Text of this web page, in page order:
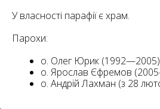
У власності парафії є храм.
Парохи:
о. Олег Юрик
о. Ярослав Єфремов
о. Андрій Лахман (з 28